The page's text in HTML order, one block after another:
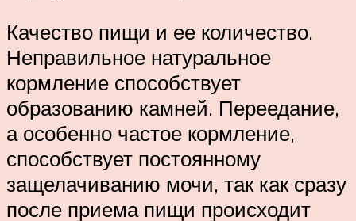
Качество пищи и ее количество.
Неправильное натуральное
кормление способствует
образованию камней. Переедание,
а особенно частое кормление,
способствует постоянному
защелачиванию мочи, так как сразу
после приема пищи происходит